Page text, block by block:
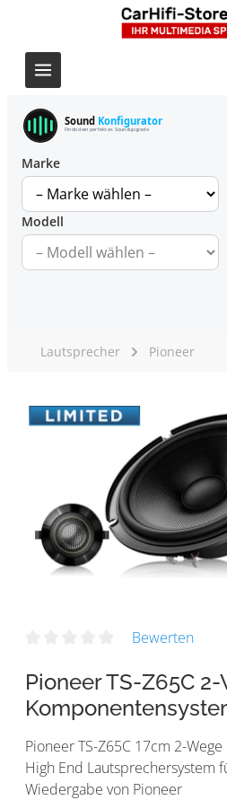
Sound Konfigurator
Finde dein perfektes Soundupgrade
Marke
Modell
Lautsprecher Pioneer
Bewerten
Pioneer TS-Z65C
Pioneer TS-Z65C 17cm 2-
High End Lautsprechersystem
Wiedergabe von Pioneer